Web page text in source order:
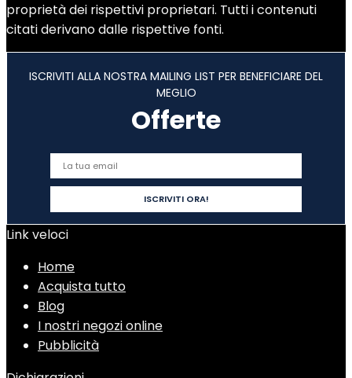
proprietà dei rispettivi proprietari. Tutti i contenuti
citati derivano dalle rispettive fonti.
ISCRIVITI ALLA NOSTRA MAILING LIST PER BENEFICIARE DEL
MEGLIO
Offerte
Link veloci
Home
Acquista tutto
Blog
I nostri negozi online
Pubblicità